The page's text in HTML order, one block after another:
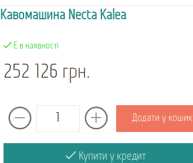
Кавомашина Necta Kalea
Є в наявності
252 126 грн.
Додати у кошик
Купити у кредит